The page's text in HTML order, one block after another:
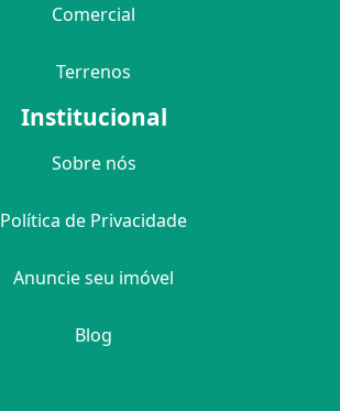
Comercial
Terrenos
Institucional
Sobre nós
Política de Privacidade
Anuncie seu imóvel
Blog